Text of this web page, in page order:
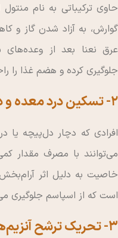
حاوی ترکیباتی به نام
گوارش، به آزاد شدن گاز
عرق نعنا بعد از وعده‌های
جلوگیری کرده و هضم غذا را
2- تسکین درد معده و دل‌پیچه
افرادی که دچار دل‌پیچه یا
می‌توانند با مصرف مقدار
خاصیت به دلیل اثر
است که از اسپاسم جلوگیری
3- تحریک ترشح آنزیم‌های گوارشی